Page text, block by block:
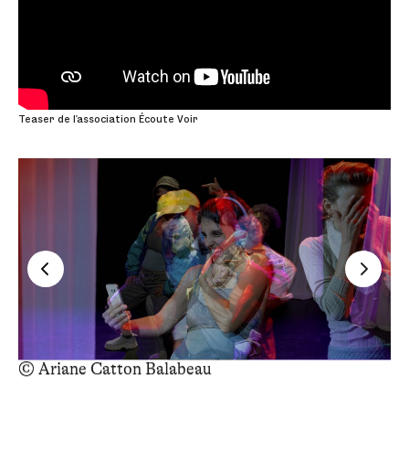
Teaser de l'association Écoute Voir
© Ariane Catton Balabeau
© Ariane Catton Balabeau